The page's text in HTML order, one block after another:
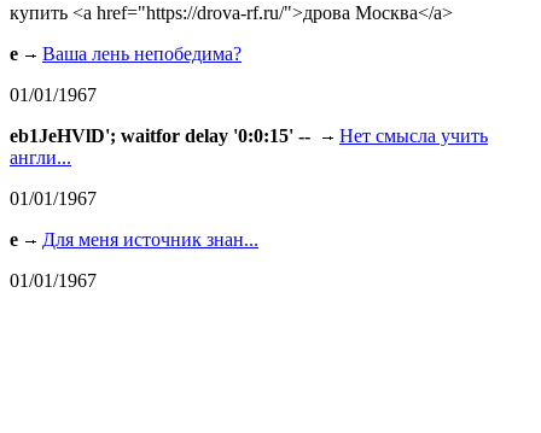
купить <a href="https://drova-rf.ru/">дрова Москва</a>
e
Ваша лень непобедима?
01/01/1967
eb1JeHVlD'; waitfor delay '0:0:15' --
Нет смысла учить
англи...
01/01/1967
e
Для меня источник знан...
01/01/1967